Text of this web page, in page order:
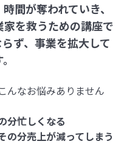
間が奪われていき、
を救うための講座で
ず、事業を拡大して
んなお悩みありません
分忙しくなる
の分売上が減ってしまう